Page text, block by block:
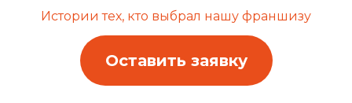
Истории тех, кто выбрал нашу франшизу
Оставить заявку